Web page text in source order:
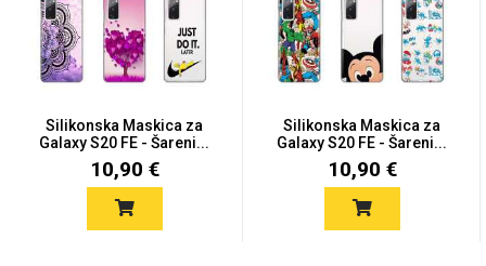
Silikonska Maskica za
Galaxy S20 FE - Šareni...
10,90 €
Silikonska Maskica za
Galaxy S20 FE - Šareni...
10,90 €